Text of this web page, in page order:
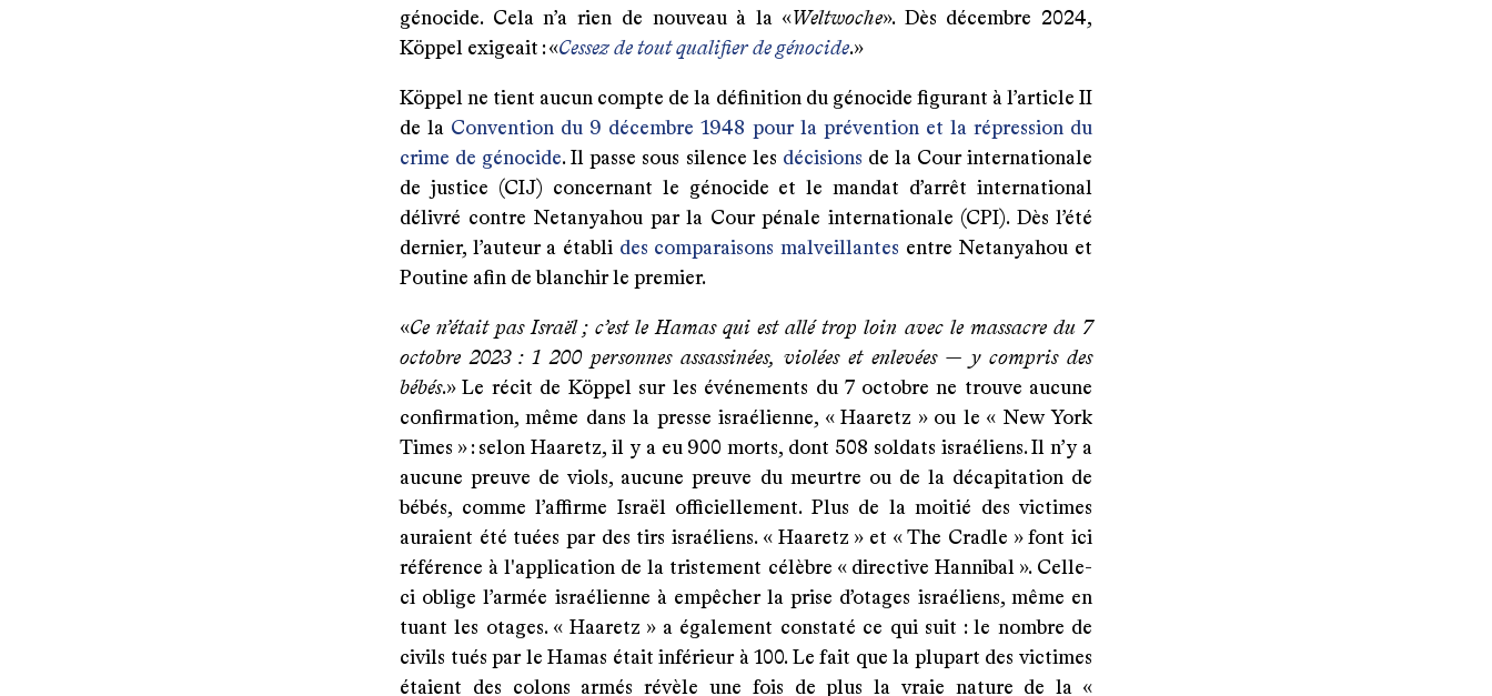
génocide. Cela n’a rien de nouveau à la «Weltwoche». Dès décembre 2024,
Köppel exigeait : «Cessez de tout qualifier de génocide.»
Köppel ne tient aucun compte de la définition du génocide figurant à l’article II
de la Convention du 9 décembre 1948 pour la prévention et la répression du
crime de génocide. Il passe sous silence les décisions de la Cour internationale
de justice (CIJ) concernant le génocide et le mandat d’arrêt international
délivré contre Netanyahou par la Cour pénale internationale (CPI). Dès l’été
dernier, l’auteur a établi des comparaisons malveillantes entre Netanyahou et
Poutine afin de blanchir le premier.
«Ce n’était pas Israël ; c’est le Hamas qui est allé trop loin avec le massacre du 7
octobre 2023 : 1 200 personnes assassinées, violées et enlevées — y compris des
bébés.» Le récit de Köppel sur les événements du 7 octobre ne trouve aucune
confirmation, même dans la presse israélienne, « Haaretz » ou le « New York
Times » : selon Haaretz, il y a eu 900 morts, dont 508 soldats israéliens. Il n’y a
aucune preuve de viols, aucune preuve du meurtre ou de la décapitation de
bébés, comme l’affirme Israël officiellement. Plus de la moitié des victimes
auraient été tuées par des tirs israéliens. « Haaretz » et « The Cradle » font ici
référence à l'application de la tristement célèbre « directive Hannibal ». Celle-
ci oblige l’armée israélienne à empêcher la prise d’otages israéliens, même en
tuant les otages. « Haaretz » a également constaté ce qui suit : le nombre de
civils tués par le Hamas était inférieur à 100. Le fait que la plupart des victimes
étaient des colons armés révèle une fois de plus la vraie nature de la «